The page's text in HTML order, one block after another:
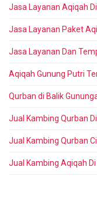
Jasa Layanan Aqiqah
Jasa Layanan Paket
Jasa Layanan Dan
Aqiqah Gunung Putri
Qurban di Balik
Jual Kambing Qurban
Jual Kambing Qurban
Jual Kambing Aqiqah